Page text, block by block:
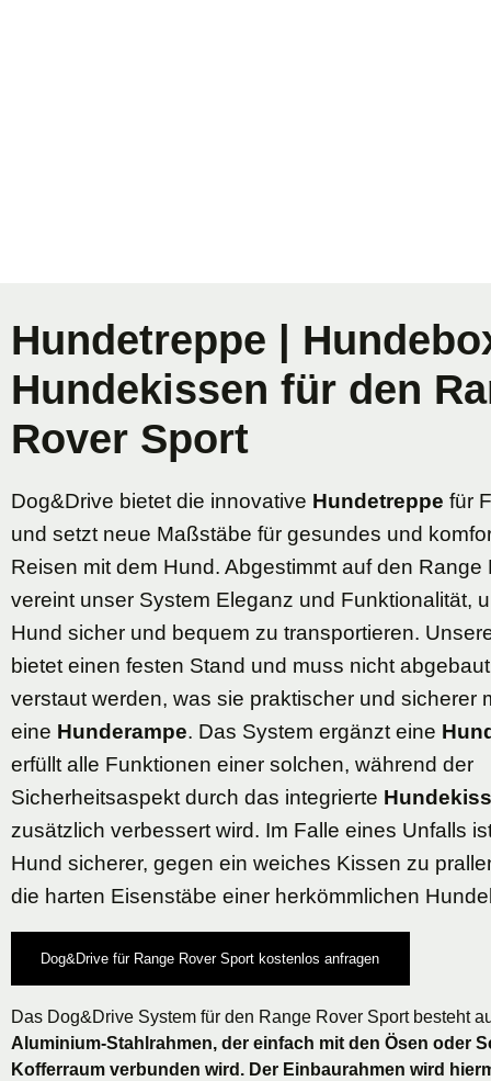
Hundetreppe |
Hundekissen für den
Rover Sport
Dog&Drive bietet die innovative Hundetreppe für
und setzt neue Maßstäbe für gesundes und
Reisen mit dem Hund. Abgestimmt auf den Range
vereint unser System Eleganz und Funktionalität,
Hund sicher und bequem zu transportieren.
bietet einen festen Stand und muss nicht
verstaut werden, was sie praktischer und sicherer
eine Hunderampe. Das System ergänzt eine
erfüllt alle Funktionen einer solchen, während der
Sicherheitsaspekt durch das integrierte
zusätzlich verbessert wird. Im Falle eines Unfalls
Hund sicherer, gegen ein weiches Kissen zu
die harten Eisenstäbe einer herkömmlichen
Dog&Drive für Range Rover Sport kostenlos anfragen
Das Dog&Drive System für den Range Rover Sport besteht
Aluminium-Stahlrahmen, der einfach mit den Ösen oder
Kofferraum verbunden wird. Der Einbaurahmen wird